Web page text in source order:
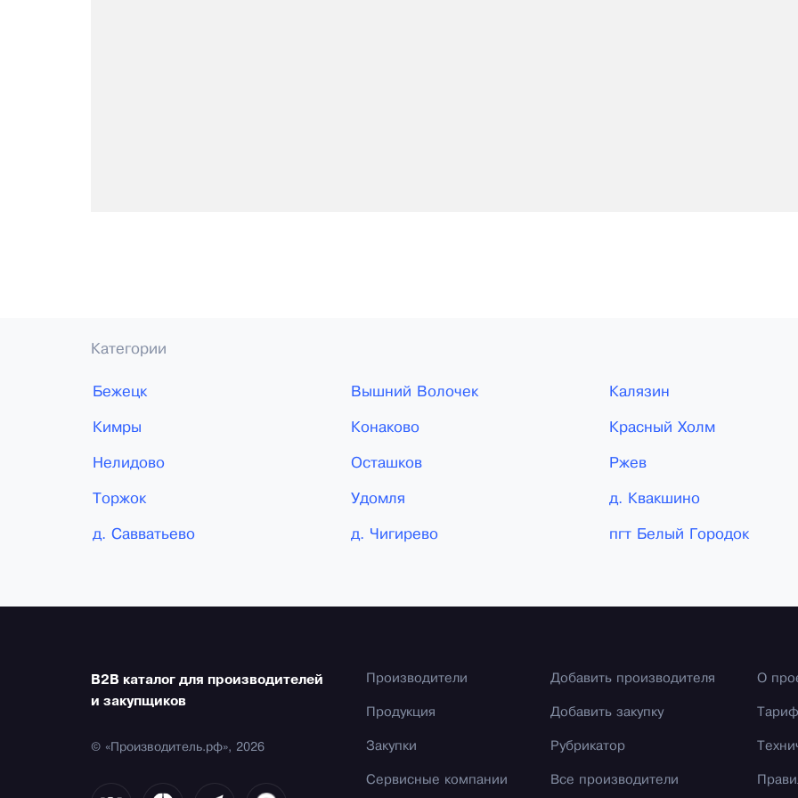
Категории
Бежецк Вышний Волочек Калязин
Кимры Конаково Красный Холм
Нелидово Осташков Ржев
Торжок Удомля д. Квакшино
д. Савватьево д. Чигирево пгт Белый Городок
B2B каталог для производителей
и закупщиков
© «Производитель.рф», 2026
Производители
Продукция
Закупки
Сервисные компании
Добавить производителя
Добавить закупку
Рубрикатор
Все производители
О